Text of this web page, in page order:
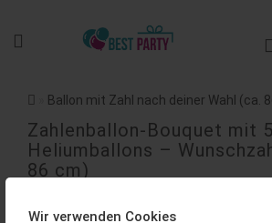
Wir verwenden Cookies
Ballon mit Zahl nach deiner Wahl (ca.
Zahlenballon-Bouquet mit 5
Heliumballons –
86 cm)
BEWERTUNGEN (0)